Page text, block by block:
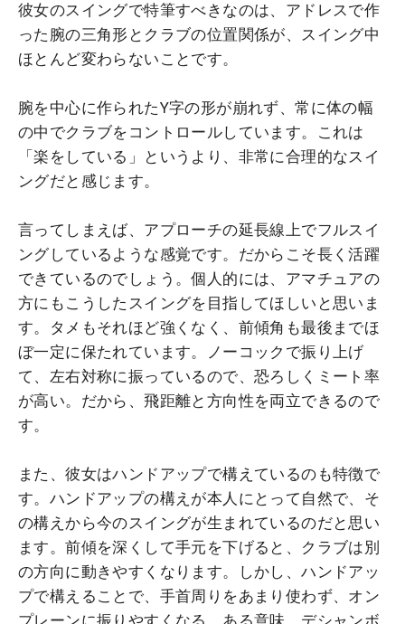
彼女のスイングで特筆すべきなのは、アドレスで作
った腕の三角形とクラブの位置関係が、スイング中
ほとんど変わらないことです。
腕を中心に作られたY字の形が崩れず、常に体の幅
の中でクラブをコントロールしています。これは
「楽をしている」というより、非常に合理的なスイ
ングだと感じます。
言ってしまえば、アプローチの延長線上でフルスイ
ングしているような感覚です。だからこそ長く活躍
できているのでしょう。個人的には、アマチュアの
方にもこうしたスイングを目指してほしいと思いま
す。タメもそれほど強くなく、前傾角も最後までほ
ぼ一定に保たれています。ノーコックで振り上げ
て、左右対称に振っているので、恐ろしくミート率
が高い。だから、飛距離と方向性を両立できるので
す。
また、彼女はハンドアップで構えているのも特徴で
す。ハンドアップの構えが本人にとって自然で、そ
の構えから今のスイングが生まれているのだと思い
ます。前傾を深くして手元を下げると、クラブは別
の方向に動きやすくなります。しかし、ハンドアッ
プで構えることで、手首周りをあまり使わず、オン